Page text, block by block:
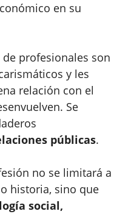
en su
profesionales son
y les
relación con el
Se
públicas.
no se limitará a
historia, sino que
social,